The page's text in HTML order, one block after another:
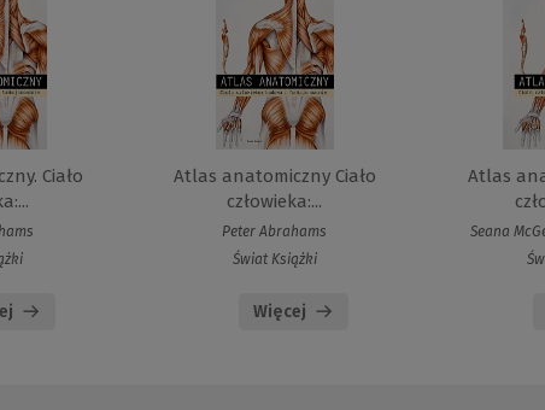
Ciało
Atlas anatomiczny Ciało
człowieka:...
Peter Abrahams
Świat Książki
Więcej
Atlas
Seana